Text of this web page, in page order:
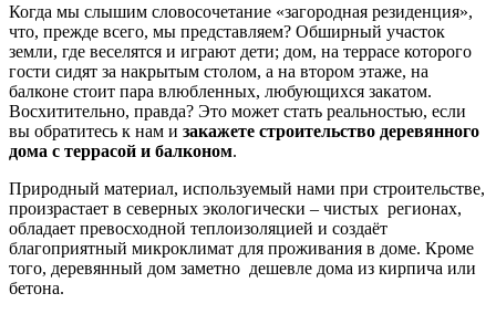
Когда мы слышим словосочетание «загородная резиденция»,
что, прежде всего, мы представляем? Обширный участок
земли, где веселятся и играют дети; дом, на террасе которого
гости сидят за накрытым столом, а на втором этаже, на
балконе стоит пара влюбленных, любующихся закатом.
Восхитительно, правда? Это может стать реальностью, если
вы обратитесь к нам и закажете строительство деревянного
дома с террасой и балконом.
Природный материал, используемый нами при строительстве,
произрастает в северных экологически – чистых регионах,
обладает превосходной теплоизоляцией и создаёт
благоприятный микроклимат для проживания в доме. Кроме
того, деревянный дом заметно дешевле дома из кирпича или
бетона.